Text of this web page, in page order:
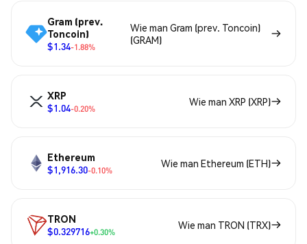
Gram (prev.
Toncoin)
$1.34-1.88%
Wie man Gram (prev. Toncoin)
(GRAM)
XRP
$1.04-0.20%
Wie man XRP (XRP)
Ethereum
$1,916.30-0.10%
Wie man Ethereum (ETH)
TRON
$0.329716+0.30%
Wie man TRON (TRX)